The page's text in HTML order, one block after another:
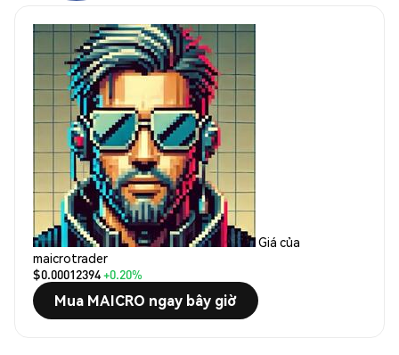
Giá của
maicrotrader
$0.00012394+0.20%
Mua MAICRO ngay bây giờ